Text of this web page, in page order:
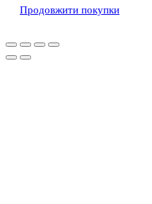
Продовжити покупки